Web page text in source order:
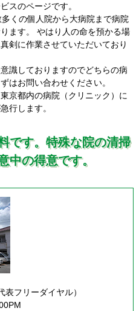
スのページです。
くの個人院から大病院まで病院
ます。 やはり人の命を預かる場
剣に作業させていただいており
識しておりますのでどちらの病
はお問い合わせください。
京都内の病院（クリニック）に
行します。
です。特殊な院の清掃
中の得意です。
フリーダイヤル）